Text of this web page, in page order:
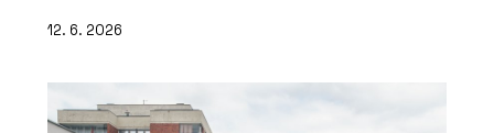
12. 6. 2026